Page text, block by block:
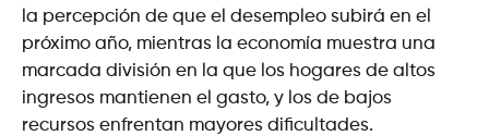
la percepción de que el desempleo subirá en el
próximo año, mientras la economía muestra una
marcada división en la que los hogares de altos
ingresos mantienen el gasto, y los de bajos
recursos enfrentan mayores dificultades.